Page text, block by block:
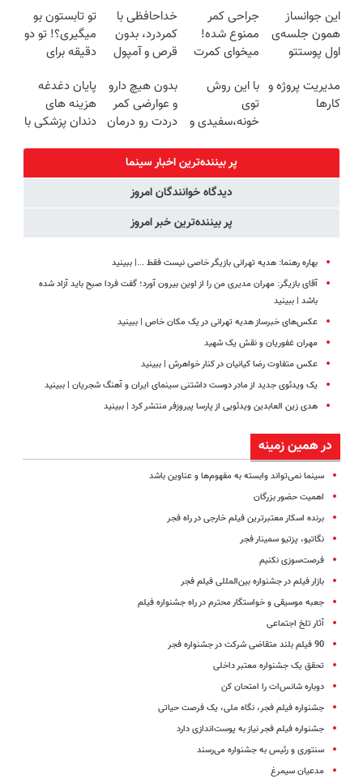
روزه ساخت!
نقاهت
این جوانساز
همون جلسه‌ی
اول پوستتو
✨ 2 سال
ماندگاری داره
جراحی کمر
ممنوع شده!
میخوای کمرت
درمان کنی؟
((پرسش‌نامه))
خداحافظی با
کمردرد، بدون
قرص و آمپول
تو تابستون بو
میگیری؟! تو دو
دقیقه برای
درمانش کن
مدیریت پروژه و
کارها
با این روش
توی
خونه،سفیدی و
برگردون
(40%off)
بدون هیچ دارو
و عوارضی کمر
دردت رو درمان
(پرسش‌نامه)
پایان دغدغه
هزینه های
دندان پزشکی با
پر بیننده‌ترین اخبار سینما
دیدگاه خوانندگان امروز
پر بیننده‌ترین خبر امروز
بهاره رهنما: هدیه تهرانی بازیگر خاصی نیست فقط ...|‌ ببینید
آقای بازیگر: مهران مدیری من را از اوین بیرون آورد؛ گفت فردا صبح باید آزاد شده
باشد | ببینید
عکس‌های خبرساز هدیه تهرانی در یک مکان خاص | ببینید
مهران غفوریان و نقش یک شهید
عکس متفاوت رضا کیانیان در کنار خواهرش | ببینید
یک ویدئوی جدید از مادر دوست داشتنی سینمای ایران و آهنگ شجریان | ببینید
هدی زین العابدین ویدئویی از پارسا پیروزفر منتشر کرد |‌ ببینید
در همین زمینه
سینما نمی‌تواند وابسته به مفهوم‌ها و عناوین باشد
اهمیت حضور بزرگان
برنده اسکار معتبرترین فیلم خارجی در راه فجر
نگاتیو، پزتیو سمینار فجر
فرصت‌سوزی نکنیم
بازار فیلم در جشنواره بین‌المللی فیلم فجر
جعبه موسیقی و خواستگار محترم در راه جشنواره فیلم
آثار تلخ اجتماعی
90 فیلم بلند متقاضی شرکت در جشنواره فجر
تحقق یک جشنواره معتبر داخلی
دوباره شانس‌ات را امتحان کن
جشنواره فیلم فجر، نگاه ملی، یک فرصت حیاتی
جشنواره فیلم فجر نیاز به پوست‌اندازی دارد
سنتوری و رئیس به جشنواره می‌رسند
مدعیان سیمرغ